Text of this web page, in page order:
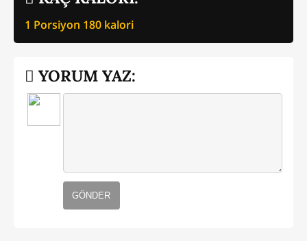
1 Porsiyon 180 kalori
YORUM YAZ:
GÖNDER